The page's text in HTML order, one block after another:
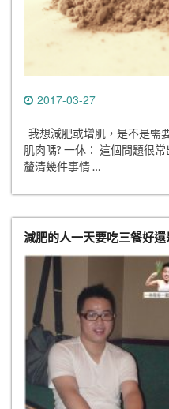
2017-03-27
我想減肥或增肌，是不是需
肌肉嗎? 一休： 這個問題很
釐清幾件事情 …
減肥的人一天要吃三餐好